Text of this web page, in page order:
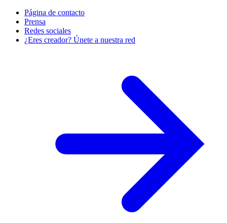
Página de contacto
Prensa
Redes sociales
¿Eres creador? Únete a nuestra red